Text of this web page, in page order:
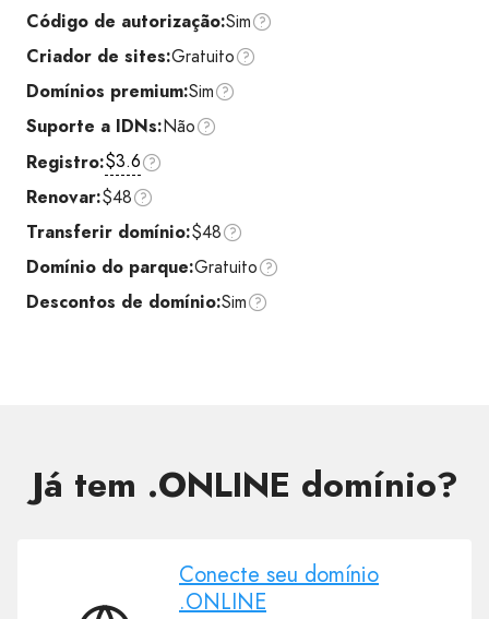
Código de autorização:Sim
Criador de sites:Gratuito
Domínios premium:Sim
Suporte a IDNs:Não
Registro:$3.6
Renovar:$48
Transferir domínio:$48
Domínio do parque:Gratuito
Descontos de domínio:Sim
Já tem .ONLINE domínio?
Conecte seu domínio
.ONLINE